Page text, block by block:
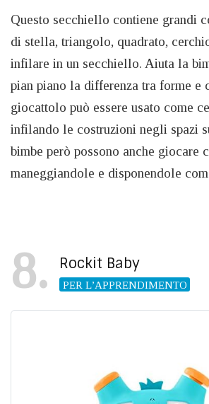
Questo secchiello contiene grandi
di stella, triangolo, quadrato,
infilare in un secchiello. Aiuta la
pian piano la differenza tra forme e
giocattolo può essere usato come
infilando le costruzioni negli spazi
bimbe però possono anche giocare
maneggiandole e disponendole
8 Rockit Baby
PER L’APPRENDIMENTO